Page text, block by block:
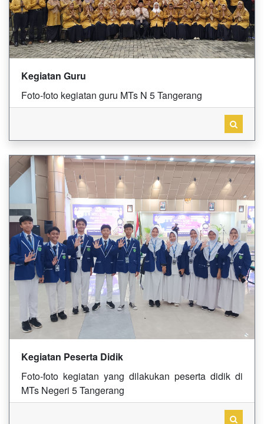
Kegiatan Guru
Foto-foto kegiatan guru MTs N 5 Tangerang
Kegiatan Peserta Didik
Foto-foto kegiatan yang dilakukan peserta didik di
MTs Negeri 5 Tangerang